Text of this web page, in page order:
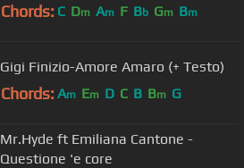
Chords: C Dm Am F Bb Gm Bm
Gigi Finizio-Amore Amaro (+ Testo)
Chords: Am Em D C B Bm G
Mr.Hyde ft Emiliana Cantone -
Questione 'e core